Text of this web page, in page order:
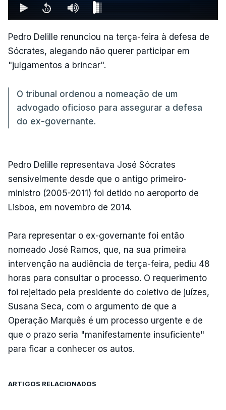
Pedro Delille renunciou na terça-feira à defesa de
Sócrates, alegando não querer participar em
"julgamentos a brincar".
O tribunal ordenou a nomeação de um
advogado oficioso para assegurar a defesa
do ex-governante.
Pedro Delille representava José Sócrates
sensivelmente desde que o antigo primeiro-
ministro (2005-2011) foi detido no aeroporto de
Lisboa, em novembro de 2014.
Para representar o ex-governante foi então
nomeado José Ramos, que, na sua primeira
intervenção na audiência de terça-feira, pediu 48
horas para consultar o processo. O requerimento
foi rejeitado pela presidente do coletivo de juízes,
Susana Seca, com o argumento de que a
Operação Marquês é um processo urgente e de
que o prazo seria "manifestamente insuficiente"
para ficar a conhecer os autos.
ARTIGOS RELACIONADOS